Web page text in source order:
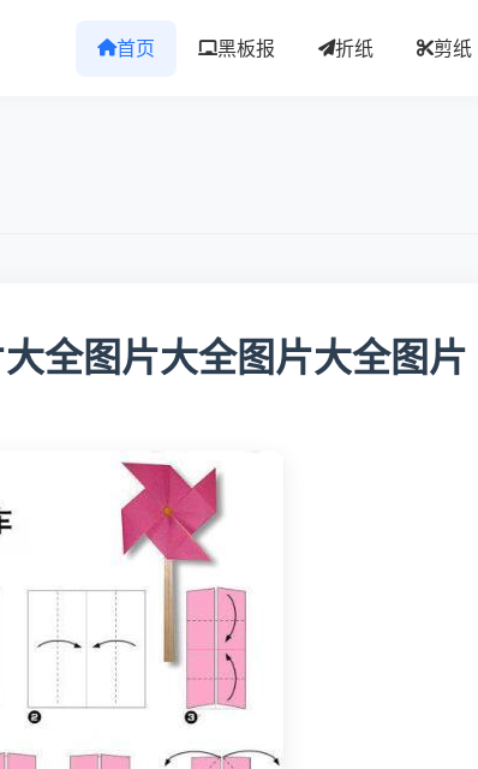
首页 黑板报 折纸 剪纸
全图片大全图片大全图片